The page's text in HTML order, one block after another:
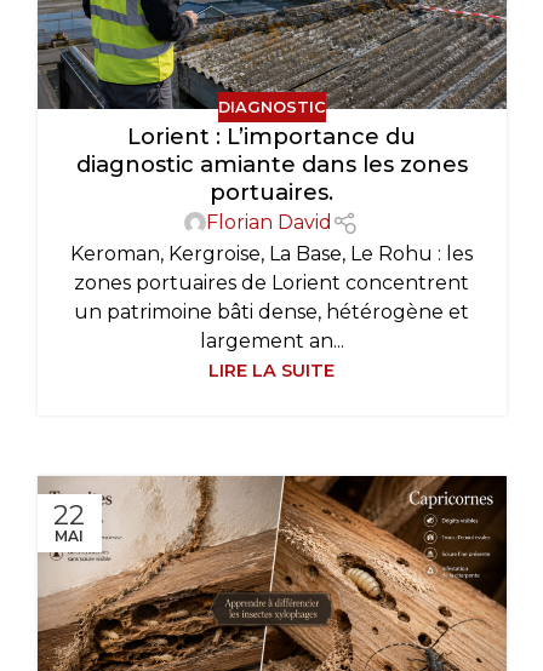
DIAGNOSTIC
Lorient : L’importance du
diagnostic amiante dans les zones
portuaires.
Florian David
Keroman, Kergroise, La Base, Le Rohu : les
zones portuaires de Lorient concentrent
un patrimoine bâti dense, hétérogène et
largement an...
LIRE LA SUITE
22
MAI